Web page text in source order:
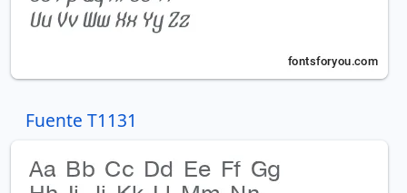
Fuente T1131